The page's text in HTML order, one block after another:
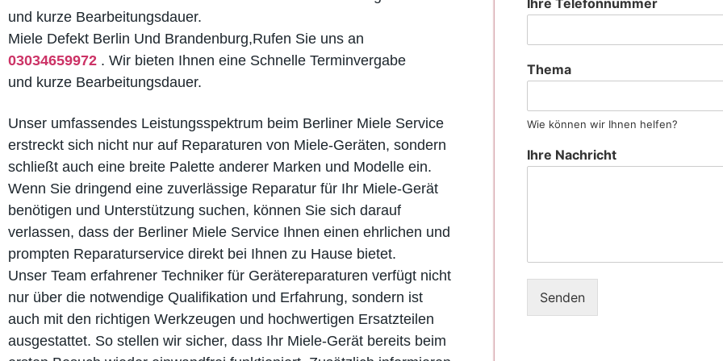
und kurze Bearbeitungsdauer.
Miele Defekt Berlin Und Brandenburg,Rufen Sie uns an
03034659972 . Wir bieten Ihnen eine Schnelle Terminvergabe
und kurze Bearbeitungsdauer.
Unser umfassendes Leistungsspektrum beim Berliner Miele Service
erstreckt sich nicht nur auf Reparaturen von Miele-Geräten, sondern
schließt auch eine breite Palette anderer Marken und Modelle ein.
Wenn Sie dringend eine zuverlässige Reparatur für Ihr Miele-Gerät
benötigen und Unterstützung suchen, können Sie sich darauf
verlassen, dass der Berliner Miele Service Ihnen einen ehrlichen und
prompten Reparaturservice direkt bei Ihnen zu Hause bietet.
Unser Team erfahrener Techniker für Gerätereparaturen verfügt nicht
nur über die notwendige Qualifikation und Erfahrung, sondern ist
auch mit den richtigen Werkzeugen und hochwertigen Ersatzteilen
ausgestattet. So stellen wir sicher, dass Ihr Miele-Gerät bereits beim
Thema
Wie können wir Ihnen helfen?
Ihre Nachricht
Senden